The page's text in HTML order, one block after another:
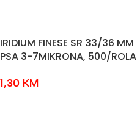
IRIDIUM FINESE SR 33/36 MM
PSA 3-7MIKRONA, 500/ROLA
1,30 KM